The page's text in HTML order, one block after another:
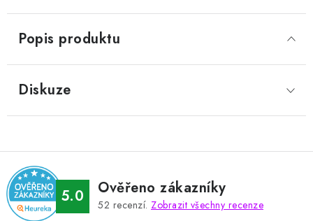
Popis produktu
Diskuze
5.0 Ověřeno zákazníky
52 recenzí. Zobrazit všechny recenze